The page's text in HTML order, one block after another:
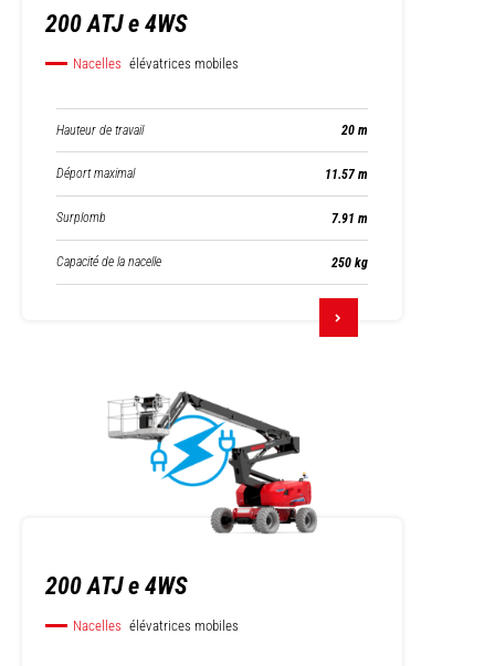
200 ATJ e 4WS
Nacelles élévatrices mobiles
Hauteur de travail 20 m
Déport maximal 11.57 m
Surplomb 7.91 m
Capacité de la nacelle 250 kg
200 ATJ e 4WS
Nacelles élévatrices mobiles